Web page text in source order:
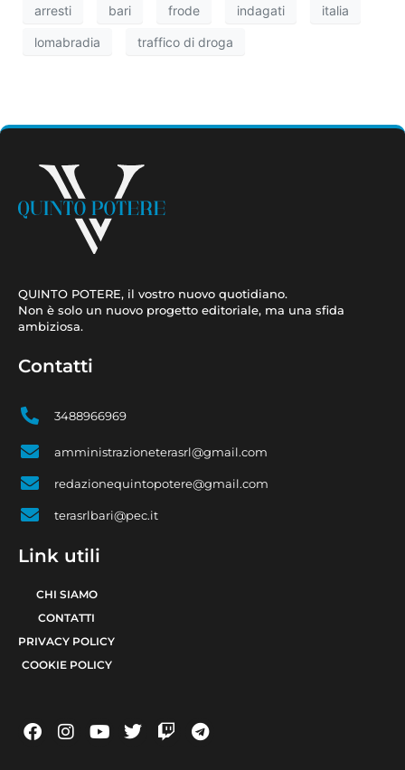
arresti bari frode indagati italia
lomabradia traffico di droga
QUINTO POTERE, il vostro nuovo quotidiano.
Non è solo un nuovo progetto editoriale, ma una sfida
ambiziosa.
Contatti
3488966969
amministrazioneterasrl@gmail.com
redazionequintopotere@gmail.com
terasrlbari@pec.it
Link utili
CHI SIAMO
CONTATTI
PRIVACY POLICY
COOKIE POLICY